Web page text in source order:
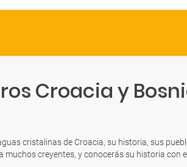
Croacia y
cristalinas de Croacia, su historia, sus
muchos creyentes, y conocerás su historia con